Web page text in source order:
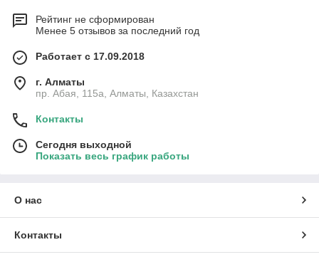
Рейтинг не сформирован
Менее 5 отзывов за последний год
Работает с 17.09.2018
г. Алматы
пр. Абая, 115а, Алматы, Казахстан
Контакты
Сегодня выходной
Показать весь график работы
О нас
Контакты